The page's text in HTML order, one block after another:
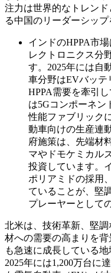
注力は世界的なトレン
る中国のリーダーシッ
インドのHPPA市
レクトロニクス分
す。2025年には自
車分野はEVバッテ
HPPA需要を牽引
は5Gコンポーネン
性能ファブリック
動車向けの生産連
府施策は、先端材
マやドモケミカル
投資しています。
ポリアミドの採用
ていることが、堅
プレーヤーとして
北米は、技術革新、堅
材への需要の高まりを
も急速に成長している
2025年には1,200万台に